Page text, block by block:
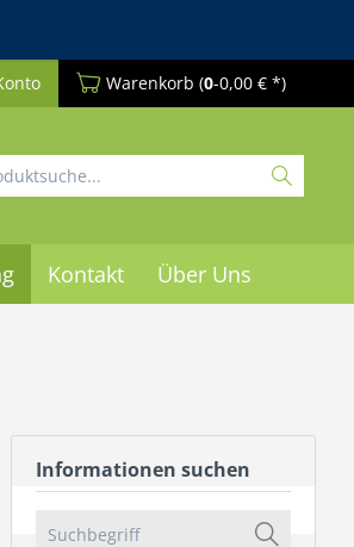
Warenkorb (0-0,00 € *)
Kontakt Über Uns
Informationen suchen